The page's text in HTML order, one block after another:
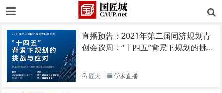
直播预告：2021年第二届同济规划青
创会议周：“十四五”背景下规划的挑战
匠大 学术直播